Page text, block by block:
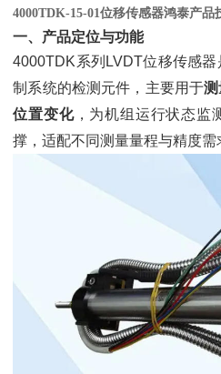
4000TDK-15-01位移传感器鸿泰产品
一、产品定位与功能
4000TDK系列LVDT位移传感
制系统的检测元件，主要用于测
位置变化，为机组运行状态监
撑，适配不同测量量程与精度需